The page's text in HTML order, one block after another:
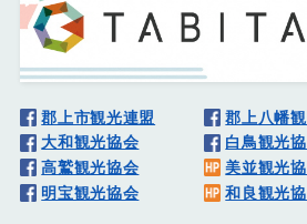
郡上市観光連盟
郡上八幡
大和観光協会
白鳥観光
高鷲観光協会
美並観光
明宝観光協会
和良観光